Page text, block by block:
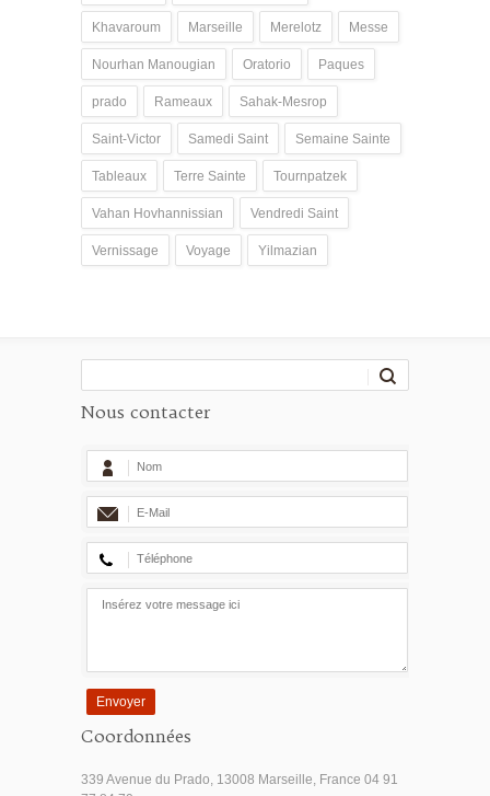
Khavaroum Marseille Merelotz Messe
Nourhan Manougian Oratorio Paques
prado Rameaux Sahak-Mesrop
Saint-Victor Samedi Saint Semaine Sainte
Tableaux Terre Sainte Tournpatzek
Vahan Hovhannissian Vendredi Saint
Vernissage Voyage Yilmazian
Nous contacter
Envoyer
Coordonnées
339 Avenue du Prado, 13008 Marseille, France 04 91